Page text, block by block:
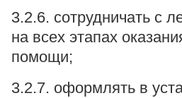
3.2.6. сотрудничать с
на всех этапах
помощи;
3.2.7. оформлять в